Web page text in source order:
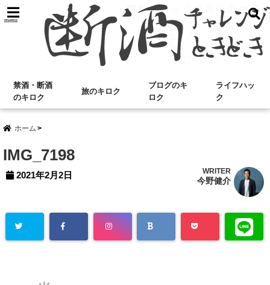
menu
禁酒・断酒
のキロク
旅のキロク
ブログのキ
ロク
ライフハッ
ク
ホーム
IMG_7198
2021年2月2日 WRITER
今野健介